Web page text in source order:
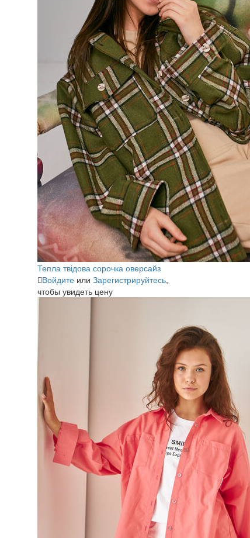
Тепла твідова сорочка оверсайз
Войдитеили Зарегистрируйтесь,
чтобы увидеть цену